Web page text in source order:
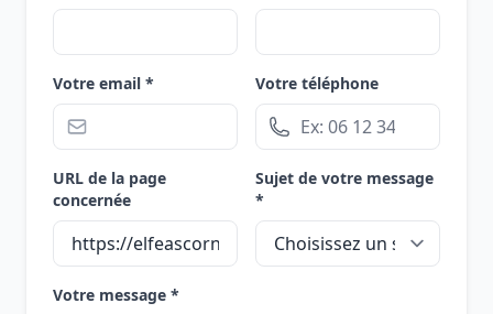
Votre email * Votre téléphone
URL de la page
concernée
Sujet de votre message
*
Votre message *